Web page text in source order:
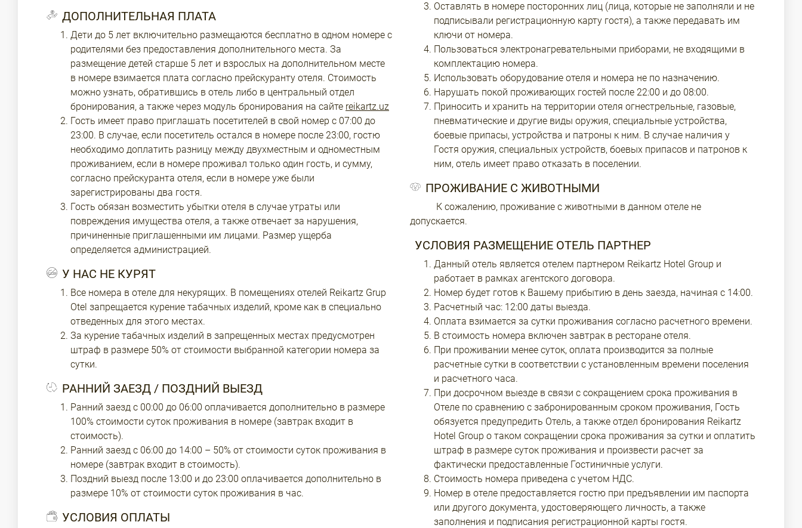
ДОПОЛНИТЕЛЬНАЯ ПЛАТА
Дети до 5 лет включительно размещаются бесплатно в одном номере с
родителями без предоставления дополнительного места. За
размещение детей старше 5 лет и взрослых на дополнительном месте
в номере взимается плата согласно прейскуранту отеля. Стоимость
можно узнать, обратившись в отель либо в центральный отдел
бронирования, а также через модуль бронирования на сайте reikartz.uz
Гость имеет право приглашать посетителей в свой номер с 07:00 до
23:00. В случае, если посетитель остался в номере после 23:00, гостю
необходимо доплатить разницу между двухместным и одноместным
проживанием, если в номере проживал только один гость, и сумму,
согласно прейскуранта отеля, если в номере уже были
зарегистрированы два гостя.
Гость обязан возместить убытки отеля в случае утраты или
повреждения имущества отеля, а также отвечает за нарушения,
причиненные приглашенными им лицами. Размер ущерба
определяется администрацией.
У НАС НЕ КУРЯТ
Все номера в отеле для некурящих. В помещениях отелей Reikartz Grup
Otel запрещается курение табачных изделий, кроме как в специально
отведенных для этого местах.
За курение табачных изделий в запрещенных местах предусмотрен
штраф в размере 50% от стоимости выбранной категории номера за
сутки.
РАННИЙ ЗАЕЗД / ПОЗДНИЙ ВЫЕЗД
Ранний заезд с 00:00 до 06:00 оплачивается дополнительно в размере
100% стоимости суток проживания в номере (завтрак входит в
стоимость).
Ранний заезд с 06:00 до 14:00 – 50% от стоимости суток проживания в
номере (завтрак входит в стоимость).
Поздний выезд после 13:00 и до 23:00 оплачивается дополнительно в
размере 10% от стоимости суток проживания в час.
УСЛОВИЯ ОПЛАТЫ
Оставлять в номере посторонних лиц (лица, которые не заполняли и не
подписывали регистрационную карту гостя), а также передавать им
ключи от номера.
Пользоваться электронагревательными приборами, не входящими в
комплектацию номера.
Использовать оборудование отеля и номера не по назначению.
Нарушать покой проживающих гостей после 22:00 и до 08:00.
Приносить и хранить на территории отеля огнестрельные, газовые,
пневматические и другие виды оружия, специальные устройства,
боевые припасы, устройства и патроны к ним. В случае наличия у
Гостя оружия, специальных устройств, боевых припасов и патронов к
ним, отель имеет право отказать в поселении.
ПРОЖИВАНИЕ С ЖИВОТНЫМИ
К сожалению, проживание с животными в данном отеле не
допускается.
УСЛОВИЯ РАЗМЕЩЕНИЕ ОТЕЛЬ ПАРТНЕР
Данный отель является отелем партнером Reikartz Hotel Group и
работает в рамках агентского договора.
Номер будет готов к Вашему прибытию в день заезда, начиная с 14:00.
Расчетный час: 12:00 даты выезда.
Оплата взимается за сутки проживания согласно расчетного времени.
В стоимость номера включен завтрак в ресторане отеля.
При проживании менее суток, оплата производится за полные
расчетные сутки в соответствии с установленным времени поселения
и расчетного часа.
При досрочном выезде в связи с сокращением срока проживания в
Отеле по сравнению с забронированным сроком проживания, Гость
обязуется предупредить Отель, а также отдел бронирования Reikartz
Hotel Group о таком сокращении срока проживания за сутки и оплатить
штраф в размере суток проживания и произвести расчет за
фактически предоставленные Гостиничные услуги.
Стоимость номера приведена с учетом НДС.
Номер в отеле предоставляется гостю при предъявлении им паспорта
или другого документа, удостоверяющего личность, а также
заполнения и подписания регистрационной карты гостя.